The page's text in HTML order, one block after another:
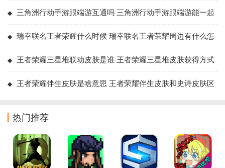
三角洲行动手游跟端游互通吗 三角洲行动手游跟端游能一起
玩吗
瑞幸联名王者荣耀什么时候 瑞幸联名王者荣耀周边有什么怎
么获得
王者荣耀三星堆联动皮肤是谁 王者荣耀三星堆皮肤获得方式
王者荣耀伴生皮肤是啥意思 王者荣耀伴生皮肤和史诗皮肤区
热门推荐